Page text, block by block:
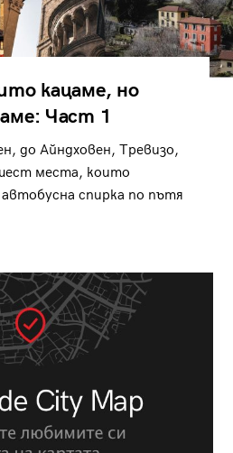
кацаме, но
Част 1
до Айндховен, Тревизо,
места, които
спирка по пътя